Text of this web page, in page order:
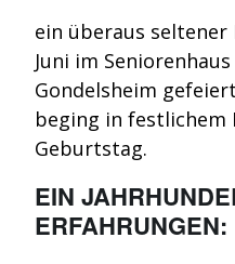
ein überaus seltener
Juni im
Gondelsheim
beging in festlichem
Geburtstag.
EIN
ERFAHRUNGEN: